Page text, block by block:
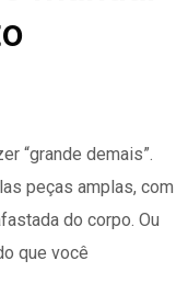
“grande demais”.
peças amplas, com
do corpo. Ou
que você